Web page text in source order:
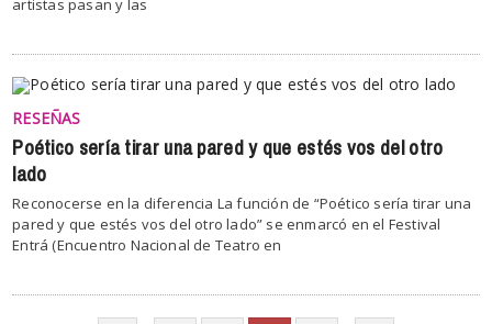
artistas pasan y las
RESEÑAS
Poético sería tirar una pared y que estés vos del otro
lado
Reconocerse en la diferencia La función de “Poético sería tirar una
pared y que estés vos del otro lado” se enmarcó en el Festival
Entrá (Encuentro Nacional de Teatro en